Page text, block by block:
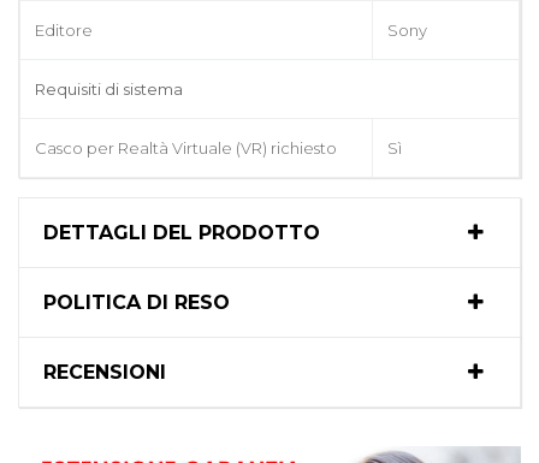
Editore Sony
Requisiti di sistema
Casco per Realtà Virtuale (VR) richiesto Sì
DETTAGLI DEL PRODOTTO
POLITICA DI RESO
RECENSIONI